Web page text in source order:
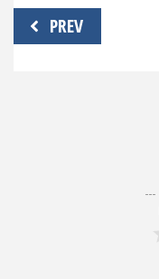
Навигация
по
PREV